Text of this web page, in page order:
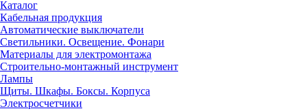
Каталог
Кабельная продукция
Автоматические выключатели
Светильники. Освещение. Фонари
Материалы для электромонтажа
Строительно-монтажный инструмент
Лампы
Щиты. Шкафы. Боксы. Корпуса
Электросчетчики